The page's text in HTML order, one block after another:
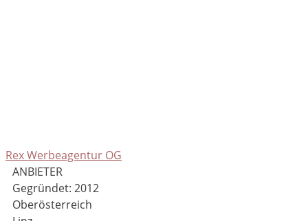
Rex Werbeagentur OG
ANBIETER
Gegründet: 2012
Oberösterreich